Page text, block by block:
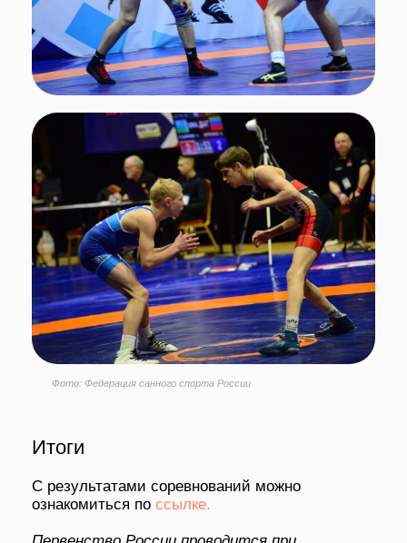
Министерства спорта России
1998-2025
МЕТОДИЧЕСКИЙ ЦЕНТР
ДОКУМЕНТЫ
ПОВЫШЕНИЕ
КВАЛИФИКАЦИИ
РУКОВОДСТВО
ПРЕСС-ЦЕНТР
О НАС